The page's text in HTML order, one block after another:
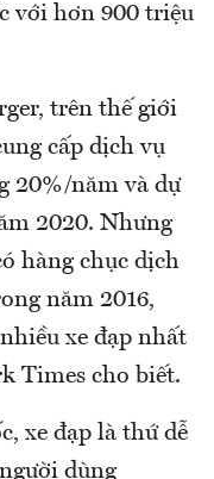
với hơn 900 triệu
trên thế giới
cấp dịch vụ
20%/năm và dự
2020. Nhưng
hàng chục dịch
năm 2016,
xe đạp nhất
Times cho biết.
xe đạp là thứ dễ
dùng